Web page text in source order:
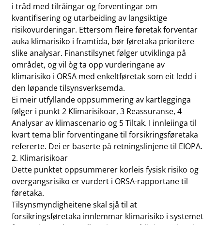
i tråd med tilråingar og forventingar om
kvantifisering og utarbeiding av langsiktige
risikovurderingar. Ettersom fleire føretak forventar
auka klimarisiko i framtida, bør føretaka prioritere
slike analysar. Finanstilsynet følger utviklinga på
området, og vil òg ta opp vurderingane av
klimarisiko i ORSA med enkeltføretak som eit ledd i
den løpande tilsynsverksemda.
Ei meir utfyllande oppsummering av kartlegginga
følger i punkt 2 Klimarisikoar, 3 Reassuranse, 4
Analysar av klimascenario og 5 Tiltak. I innleiinga til
kvart tema blir forventingane til forsikringsføretaka
refererte. Dei er baserte på retningslinjene til EIOPA.
2. Klimarisikoar
Dette punktet oppsummerer korleis fysisk risiko og
overgangsrisiko er vurdert i ORSA-rapportane til
føretaka.
Tilsynsmyndigheitene skal sjå til at
forsikringsføretaka innlemmar klimarisiko i systemet